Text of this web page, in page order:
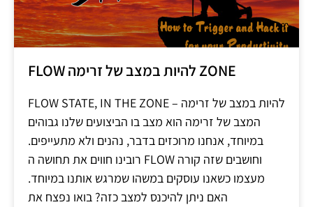
FLOW להיות במצב של זרימה ZONE
FLOW STATE, IN THE ZONE – להיות במצב של זרימה
המצב של זרימה הוא מצב בו הביצועים שלנו גבוהים
במיוחד, אנחנו מרוכזים בדבר, נהנים ולא מתעייפים.
רובינו חווים את תחושה ה FLOW וחושבים שזה קורה
מעצמו כשאנו עוסקים במשהו שמרגש אותנו במיוחד.
האם ניתן להיכנס למצב כזה? בואו נפצח את